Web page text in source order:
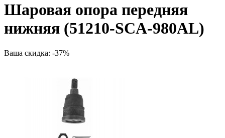
Шаровая опора передняя
нижняя (51210-SCA-980AL)
Ваша скидка: -37%